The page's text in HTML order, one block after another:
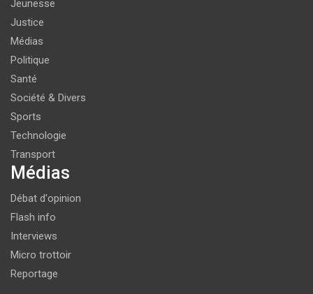
Jeunesse
Justice
Médias
Politique
Santé
Société & Divers
Sports
Technologie
Transport
Médias
Débat d'opinion
Flash info
Interviews
Micro trottoir
Reportage